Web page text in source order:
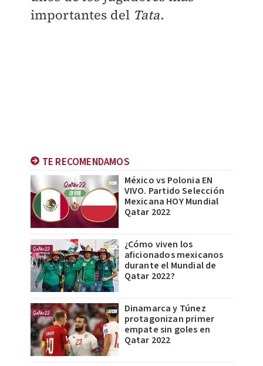
importantes del Tata.
TE RECOMENDAMOS
México vs Polonia EN
VIVO. Partido Selección
Mexicana HOY Mundial
Qatar 2022
¿Cómo viven los
aficionados mexicanos
durante el Mundial de
Qatar 2022?
Dinamarca y Túnez
protagonizan primer
empate sin goles en
Qatar 2022